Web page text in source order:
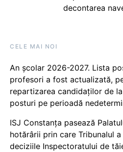
decontarea
CELE MAI NOI
An școlar 2026-2027. Lista
profesori a fost actualizată,
repartizarea candidaților de
posturi pe perioadă
ISJ Constanța pasează
hotărârii prin care Tribunalul
deciziile Inspectoratului de